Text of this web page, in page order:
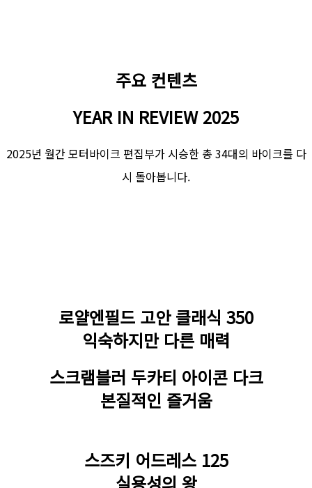
주요 컨텐츠
YEAR IN REVIEW 2025
2025년 월간 모터바이크 편집부가 시승한 총 34대의 바이크를 다
시 돌아봅니다.
로얄엔필드 고안 클래식 350
익숙하지만 다른 매력
스크램블러 두카티 아이콘 다크
본질적인 즐거움
스즈키 어드레스 125
실용성의 왕